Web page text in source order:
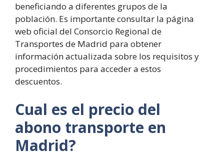
beneficiando a diferentes grupos de la
población. Es importante consultar la página
web oficial del Consorcio Regional de
Transportes de Madrid para obtener
información actualizada sobre los requisitos y
procedimientos para acceder a estos
descuentos.
Cual es el precio del
abono transporte en
Madrid?